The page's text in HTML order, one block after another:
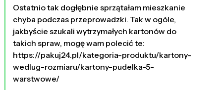
Ostatnio tak dogłębnie sprzątałam mieszkanie
chyba podczas przeprowadzki. Tak w ogóle,
jakbyście szukali wytrzymałych kartonów do
takich spraw, mogę wam polecić te:
https://pakuj24.pl/kategoria-produktu/kartony-
wedlug-rozmiaru/kartony-pudelka-5-
warstwowe/